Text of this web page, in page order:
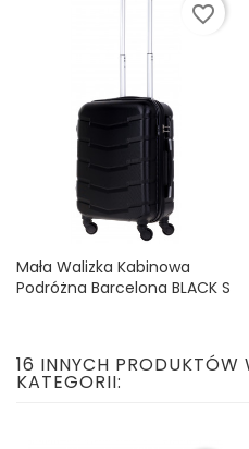
Mała Walizka Kabinowa
Podróżna Barcelona BLACK S
favorite_border
16 INNYCH PRODUKTÓW
KATEGORII: